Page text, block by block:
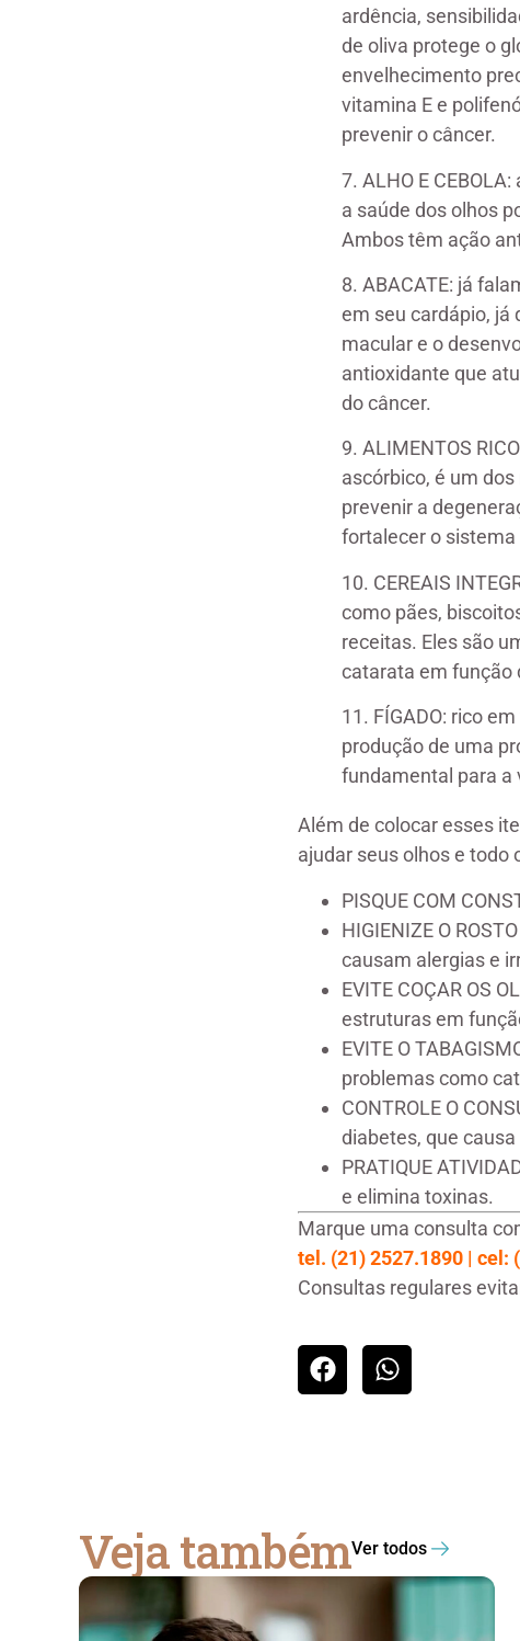
ardência,
de oliva protege o
envelhecimento
vitamina E e
prevenir o câncer.
7. ALHO E
a saúde dos olhos
Ambos têm ação
8. ABACATE: já
em seu cardápio, já
macular e o
antioxidante que
do câncer.
9. ALIMENTOS
ascórbico, é um
prevenir a
fortalecer o
10. CEREAIS
como pães,
receitas. Eles são
catarata em função
11. FÍGADO: rico
produção de uma
fundamental para a
Além de colocar esses
ajudar seus olhos e todo
PISQUE COM
HIGIENIZE O
causam alergias e
EVITE COÇAR OS
estruturas em
EVITE O
problemas como
CONTROLE O
diabetes, que
PRATIQUE
e elimina toxinas.
Marque uma consulta
tel. (21) 2527.1890 | cel:
Consultas regulares
Veja tambémVer todos